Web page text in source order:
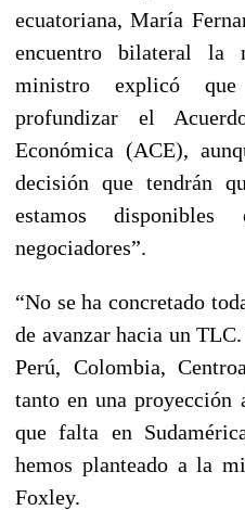
ecuatoriana, María
encuentro bilateral la
ministro explicó
profundizar el
Económica (ACE),
decisión que tendrán
estamos disponibles
negociadores”.
“No se ha concretado
de avanzar hacia un
Perú, Colombia,
tanto en una
que falta en
hemos planteado a la
Foxley.